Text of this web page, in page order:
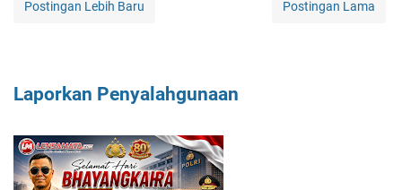
Postingan Lebih Baru Postingan Lama
Laporkan Penyalahgunaan